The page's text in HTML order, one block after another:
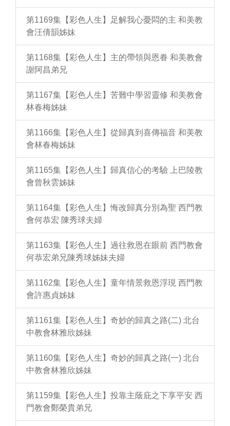
第1169集【彩色人生】足解我心憂悶的主 和美教
會汪倩韻姊妹
第1168集【彩色人生】主的帶領與恩眷 和美教會
謝阿昌弟兄
第1167集【彩色人生】苦難中學習靈修 和美教會
林春梅姊妹
第1166集【彩色人生】從歸真到喜傳福音 和美教
會林春梅姊妹
第1165集【彩色人生】歸真信心的考驗 上巴陵教
會曾秋雲姊妹
第1164集【彩色人生】悔改歸真分別為聖 西門教
會何恭宏 陳秀球夫婦
第1163集【彩色人生】過往救恩在眼前 西門教會
何恭宏弟兄陳秀球姊妹夫婦
第1162集【彩色人生】童年情景救恩浮現 西門教
會許惠貞姊妹
第1161集【彩色人生】奇妙的歸真之路(二) 北台
中教會林雅欣姊妹
第1160集【彩色人生】奇妙的歸真之路(一) 北台
中教會林雅欣姊妹
第1159集【彩色人生】投靠主蔭庇之下享平安 西
門教會鄭榮貴弟兄